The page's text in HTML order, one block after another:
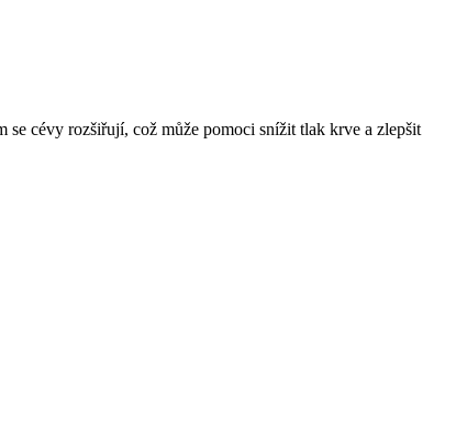
se cévy rozšiřují, což může pomoci snížit tlak krve a zlepšit